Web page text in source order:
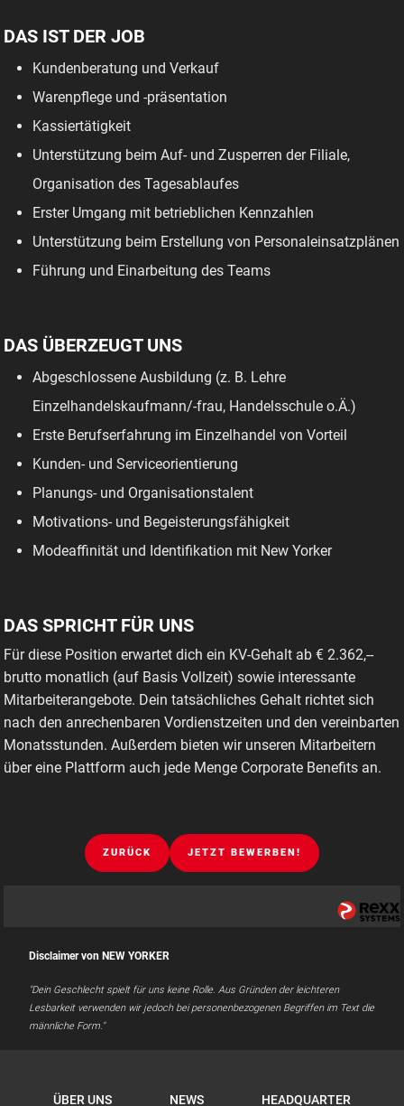
DAS IST DER JOB
Kundenberatung und Verkauf
Warenpflege und -präsentation
Kassiertätigkeit
Unterstützung beim Auf- und Zusperren der Filiale,
Organisation des Tagesablaufes
Erster Umgang mit betrieblichen Kennzahlen
Unterstützung beim Erstellung von Personaleinsatzplänen
Führung und Einarbeitung des Teams
DAS ÜBERZEUGT UNS
Abgeschlossene Ausbildung (z. B. Lehre
Einzelhandelskaufmann/-frau, Handelsschule o.Ä.)
Erste Berufserfahrung im Einzelhandel von Vorteil
Kunden- und Serviceorientierung
Planungs- und Organisationstalent
Motivations- und Begeisterungsfähigkeit
Modeaffinität und Identifikation mit New Yorker
DAS SPRICHT FÜR UNS
Für diese Position erwartet dich ein KV-Gehalt ab € 2.362,--
brutto monatlich (auf Basis Vollzeit) sowie interessante
Mitarbeiterangebote. Dein tatsächliches Gehalt richtet sich
nach den anrechenbaren Vordienstzeiten und den vereinbarten
Monatsstunden. Außerdem bieten wir unseren Mitarbeitern
über eine Plattform auch jede Menge Corporate Benefits an.
ZURÜCK JETZT BEWERBEN!
Disclaimer von NEW YORKER
"Dein Geschlecht spielt für uns keine Rolle. Aus Gründen der leichteren
Lesbarkeit verwenden wir jedoch bei personenbezogenen Begriffen im Text die
männliche Form."
ÜBER UNS NEWS HEADQUARTER